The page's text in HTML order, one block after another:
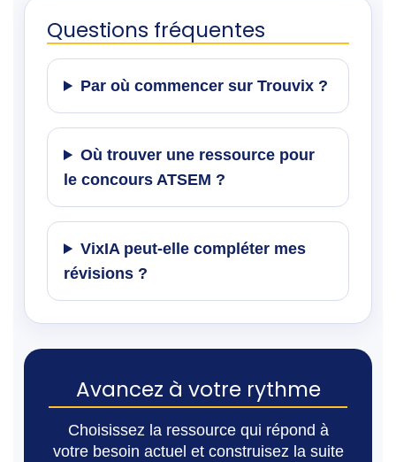
Questions fréquentes
Par où commencer sur Trouvix ?
Où trouver une ressource pour
le concours ATSEM ?
VixIA peut-elle compléter mes
révisions ?
Avancez à votre rythme
Choisissez la ressource qui répond à
votre besoin actuel et construisez la suite